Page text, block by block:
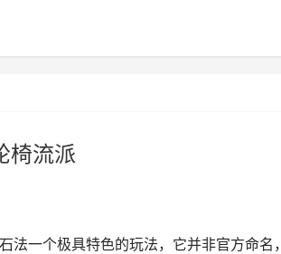
椅流派
一个极具特色的玩法，它并非官方命名，